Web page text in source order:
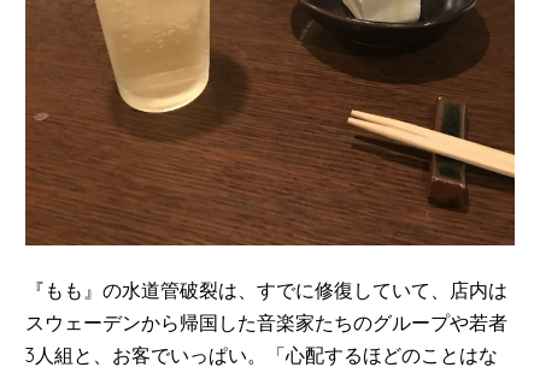
『もも』の水道管破裂は、すでに修復していて、店内は
スウェーデンから帰国した音楽家たちのグループや若者
3人組と、お客でいっぱい。「心配するほどのことはな